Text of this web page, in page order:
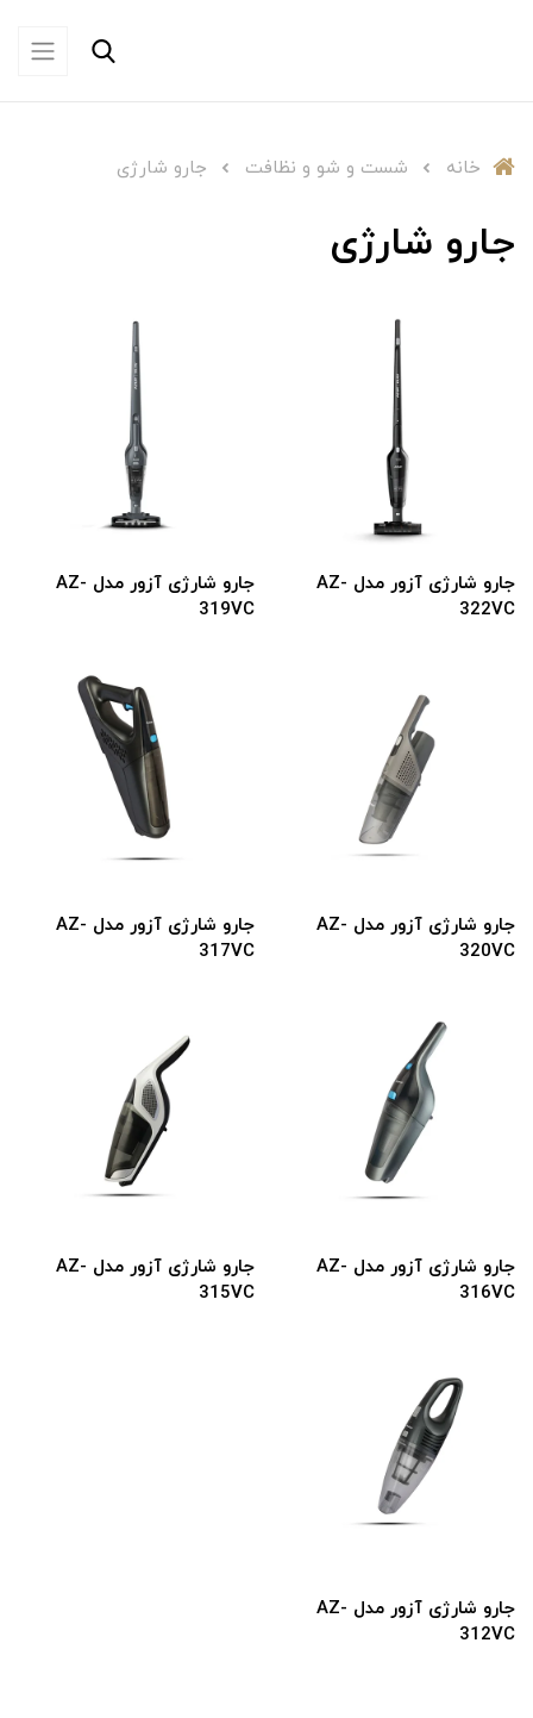
خانه شست و شو و نظافت جارو شارژی
جارو شارژی
جارو شارژی آزور مدل AZ-
322VC
جارو شارژی آزور مدل AZ-
319VC
جارو شارژی آزور مدل AZ-
320VC
جارو شارژی آزور مدل AZ-
317VC
جارو شارژی آزور مدل AZ-
316VC
جارو شارژی آزور مدل AZ-
315VC
جارو شارژی آزور مدل AZ-
312VC